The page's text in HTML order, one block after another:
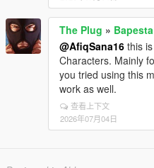
The Plug »
@AfiqSana16 this
Characters. Mainly
you tried using this
work as well.
查看上下文
2026年07月04日